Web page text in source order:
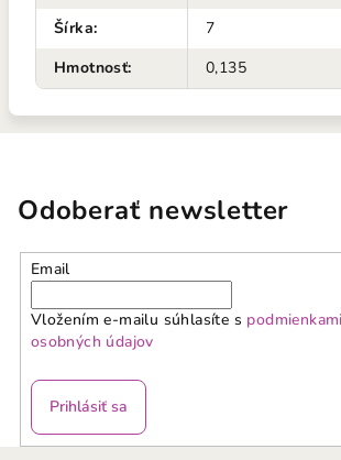
Šírka:
7
Hmotnosť: 0,135
Odoberať newsletter
Email
Vložením e-mailu súhlasíte s
osobných údajov
Prihlásiť sa